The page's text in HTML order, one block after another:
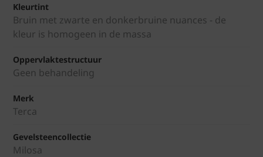
Kleurtint
Bruin met zwarte en donkerbruine nuances - de
kleur is homogeen in de massa
Oppervlaktestructuur
Geen behandeling
Merk
Terca
Gevelsteencollectie
Milosa